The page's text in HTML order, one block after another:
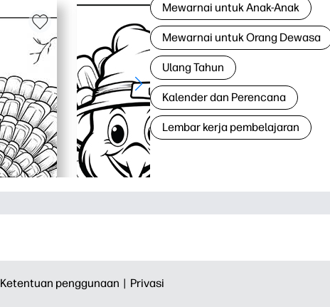
Mewarnai untuk Anak-Anak
Mewarnai untuk Orang Dewasa
Ulang Tahun
Kalender dan Perencana
Lembar kerja pembelajaran
Ketentuan penggunaan | Privasi